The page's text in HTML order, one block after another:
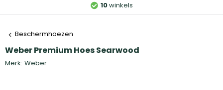
10winkels
Beschermhoezen
Weber Premium Hoes Searwood
Merk: Weber